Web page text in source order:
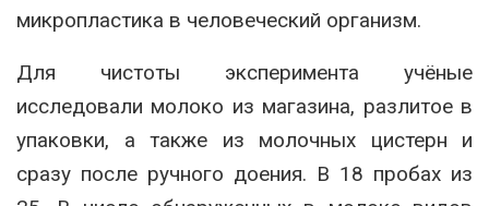
микропластика в человеческий организм.
Для чистоты эксперимента учёные
исследовали молоко из магазина, разлитое в
упаковки, а также из молочных цистерн и
сразу после ручного доения. В 18 пробах из